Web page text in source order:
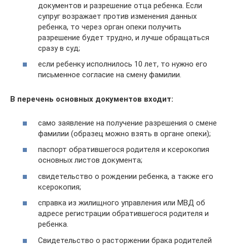
документов и разрешение отца ребенка. Если
супруг возражает против изменения данных
ребенка, то через орган опеки получить
разрешение будет трудно, и лучше обращаться
сразу в суд;
если ребенку исполнилось 10 лет, то нужно его
письменное согласие на смену фамилии.
В перечень основных документов входит:
само заявление на получение разрешения о смене
фамилии (образец можно взять в органе опеки);
паспорт обратившегося родителя и ксерокопия
основных листов документа;
свидетельство о рождении ребенка, а также его
ксерокопия;
справка из жилищного управления или МВД об
адресе регистрации обратившегося родителя и
ребенка.
Свидетельство о расторжении брака родителей